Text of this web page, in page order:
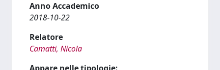
Anno Accademico
2018-10-22
Relatore
Camatti, Nicola